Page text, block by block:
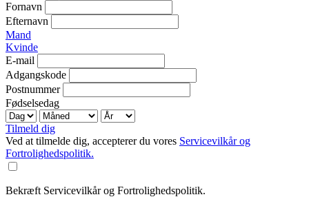
Fornavn
Efternavn
Mand
Kvinde
E-mail
Adgangskode
Postnummer
Fødselsedag
Tilmeld dig
Ved at tilmelde dig, accepterer du vores Servicevilkår og
Fortrolighedspolitik.
Bekræft Servicevilkår og Fortrolighedspolitik.